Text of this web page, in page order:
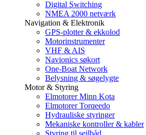
Digital Switching
NMEA 2000 netværk
Navigation & Elektronik
GPS-plotter & ekkolod
Motorinstrumenter
VHF & AIS
Navionics søkort
One-Boat Network
Belysning & søgelygte
Motor & Styring
Elmotorer Minn Kota
Elmotorer Torqeedo
Hydrauliske styringer
Mekaniske kontroller & kabler
Styring til sejlbåd